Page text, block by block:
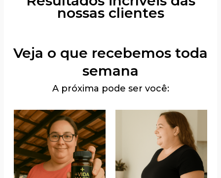
nossas clientes
Veja o que recebemos toda
semana
A próxima pode ser você: